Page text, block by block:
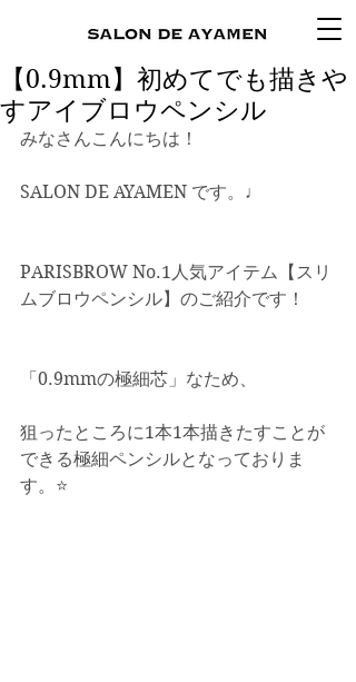
【0.9mm】初めてでも描きや
すアイブロウペンシル
みなさんこんにちは！
SALON DE AYAMEN です。♩
PARISBROW No.1人気アイテム【スリ
ムブロウペンシル】のご紹介です！
「0.9mmの極細芯」なため、
狙ったところに1本1本描きたすことが
できる極細ペンシルとなっておりま
す。⭐️